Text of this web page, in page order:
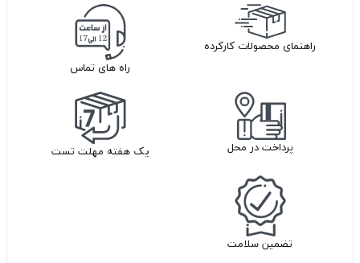
راهنمای محصولات کارکرده
راه های تماس
پرداخت در محل یک هفته مهلت تست
تضمین سلامت